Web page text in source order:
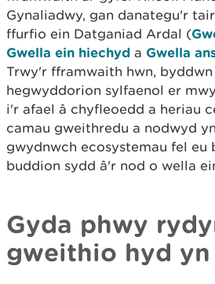
Gynaliadwy, gan danategu'r
ffurfio ein Datganiad Ardal (
Gwella ein hiechyd a Gwella
Trwy'r fframwaith hwn,
hegwyddorion sylfaenol er
i'r afael â chyfleoedd a heriau
camau gweithredu a nodwyd
gwydnwch ecosystemau fel eu
buddion sydd â'r nod o wella
Gyda phwy
gweithio hyd yn